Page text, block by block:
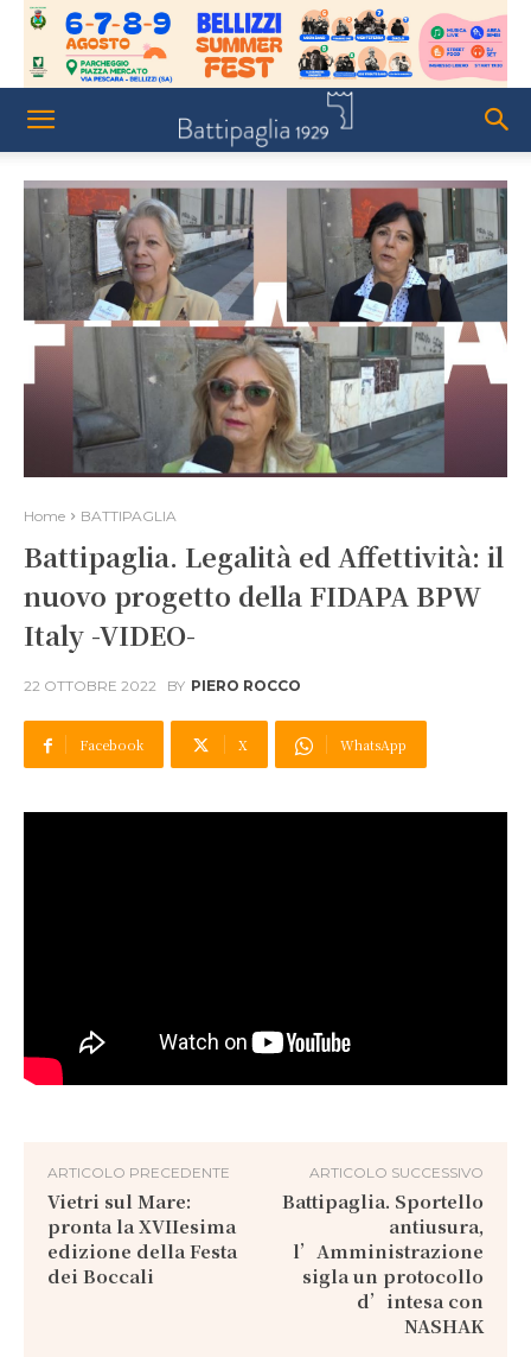
Home BATTIPAGLIA
Battipaglia. Legalità ed Affettività: il
nuovo progetto della FIDAPA BPW
Italy -VIDEO-
22 OTTOBRE 2022 BY PIERO ROCCO
Facebook X WhatsApp
ARTICOLO PRECEDENTE
Vietri sul Mare:
pronta la XVIIesima
edizione della Festa
dei Boccali
ARTICOLO SUCCESSIVO
Battipaglia. Sportello
antiusura,
l’Amministrazione
sigla un protocollo
d’intesa con
NASHAK